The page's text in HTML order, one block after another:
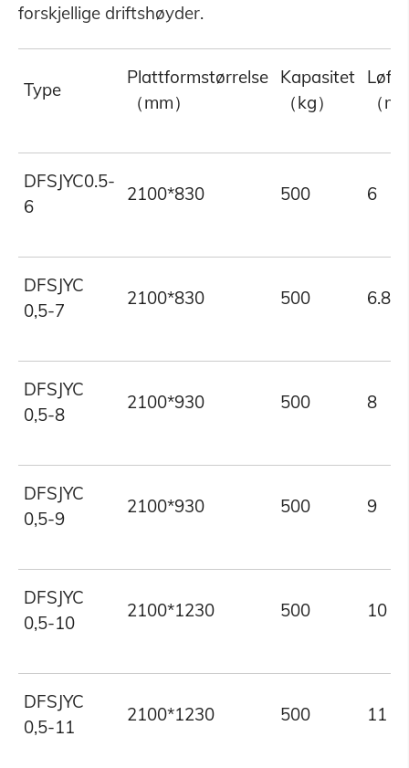
forskjellige driftshøyder.
Type
Plattformstørrelse
（mm）
Kapasitet
（kg）
（m
DFSJYC0.5-
6
2100*830 500 6
DFSJYC
0,5-7
2100*830 500 6.8
DFSJYC
0,5-8
2100*930 500 8
DFSJYC
0,5-9
2100*930 500 9
DFSJYC
0,5-10
2100*1230 500 10
DFSJYC
0,5-11
2100*1230 500 11